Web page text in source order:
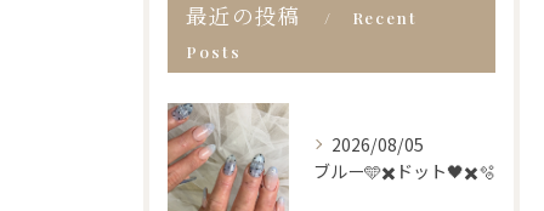
最近の投稿
Recent
Posts
2026/08/05
ブルー🩵✖️ドット🖤✖️🫧